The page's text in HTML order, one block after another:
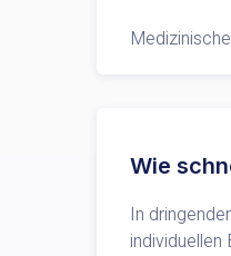
Wie
In